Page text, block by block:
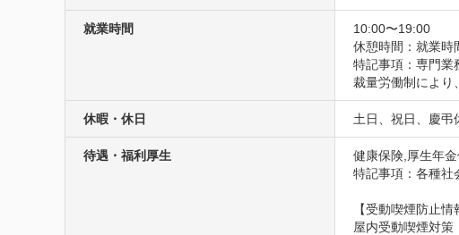
就業時間
10:00〜19:00
休憩時間：就業時
特記事項：専門業
裁量労働制により
休暇・休日 土日、祝日、慶弔
待遇・福利厚生
健康保険,厚生年
特記事項：各種社
【受動喫煙防止情
屋内受動喫煙対策